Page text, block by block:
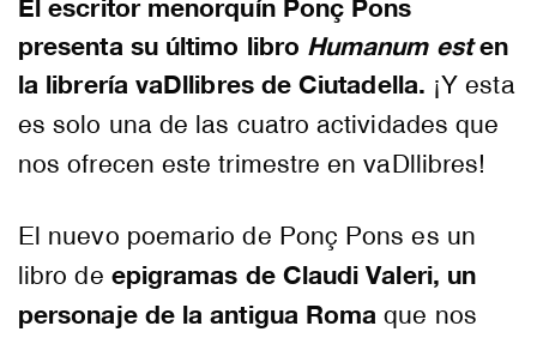
El escritor menorquín Ponç Pons
presenta su último libro Humanum esten
la librería vaDllibres de Ciutadella. ¡Y esta
es solo una de las cuatro actividades que
nos ofrecen este trimestre en vaDllibres!
El nuevo poemario de Ponç Pons es un
libro de epigramas de Claudi Valeri, un
personaje de la antigua Roma que nos